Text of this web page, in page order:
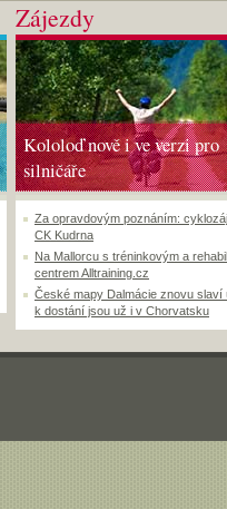
Zájezdy
Kololoď nově i ve verzi pro
silničáře
Za opravdovým poznáním:
CK Kudrna
Na Mallorcu s tréninkovým a
centrem Alltraining.cz
České mapy Dalmácie znovu slaví
k dostání jsou už i v Chorvatsku